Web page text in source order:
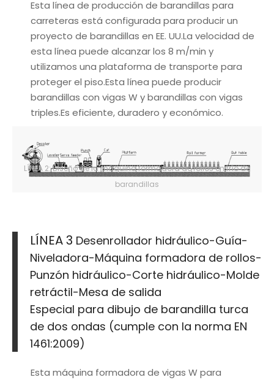
Esta línea de producción de barandillas para
carreteras está configurada para producir un
proyecto de barandillas en EE. UU.La velocidad de
esta línea puede alcanzar los 8 m/min y
utilizamos una plataforma de transporte para
proteger el piso.Esta línea puede producir
barandillas con vigas W y barandillas con vigas
triples.Es eficiente, duradero y económico.
LÍNEA 2: Diseño de la máquina formadora de rollos en frío de
barandillas
LÍNEA 3 Desenrollador hidráulico-Guía-
Niveladora-Máquina formadora de rollos-
Punzón hidráulico-Corte hidráulico-Molde
retráctil-Mesa de salida
Especial para dibujo de barandilla turca
de dos ondas (cumple con la norma EN
1461:2009)
Esta máquina formadora de vigas W para